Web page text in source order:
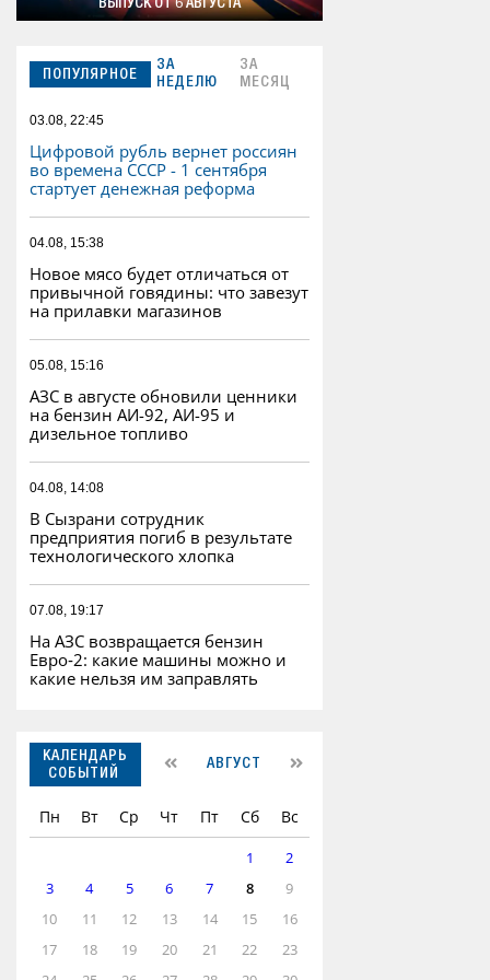
ВЫПУСК ОТ 6 АВГУСТА
ПОПУЛЯРНОЕ
ЗА
НЕДЕЛЮ
ЗА
МЕСЯЦ
03.08, 22:45
Цифровой рубль вернет россиян
во времена СССР - 1 сентября
стартует денежная реформа
04.08, 15:38
Новое мясо будет отличаться от
привычной говядины: что завезут
на прилавки магазинов
05.08, 15:16
АЗС в августе обновили ценники
на бензин АИ-92, АИ-95 и
дизельное топливо
04.08, 14:08
В Сызрани сотрудник
предприятия погиб в результате
технологического хлопка
07.08, 19:17
На АЗС возвращается бензин
Евро‑2: какие машины можно и
какие нельзя им заправлять
КАЛЕНДАРЬ
СОБЫТИЙ
АВГУСТ
Пн Вт Ср Чт Пт Сб Вс
1
2
3
4 5 6 7 8
9
10
11 12 13 14 15
16
17
18 19 20 21 22
23